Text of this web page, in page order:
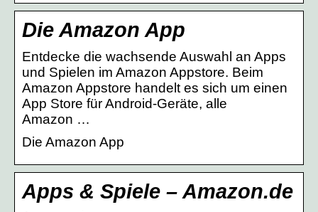
Die Amazon App
Entdecke die wachsende Auswahl an Apps
und Spielen im Amazon Appstore. Beim
Amazon Appstore handelt es sich um einen
App Store für Android-Geräte, alle
Amazon …
Die Amazon App
Apps & Spiele – Amazon.de